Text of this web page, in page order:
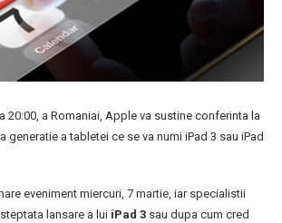
20:00, a Romaniai, Apple va sustine conferinta la
generatie a tabletei ce se va numi iPad 3 sau iPad
eveniment miercuri, 7 martie, iar specialistii
lansare a lui iPad 3 sau dupa cum cred